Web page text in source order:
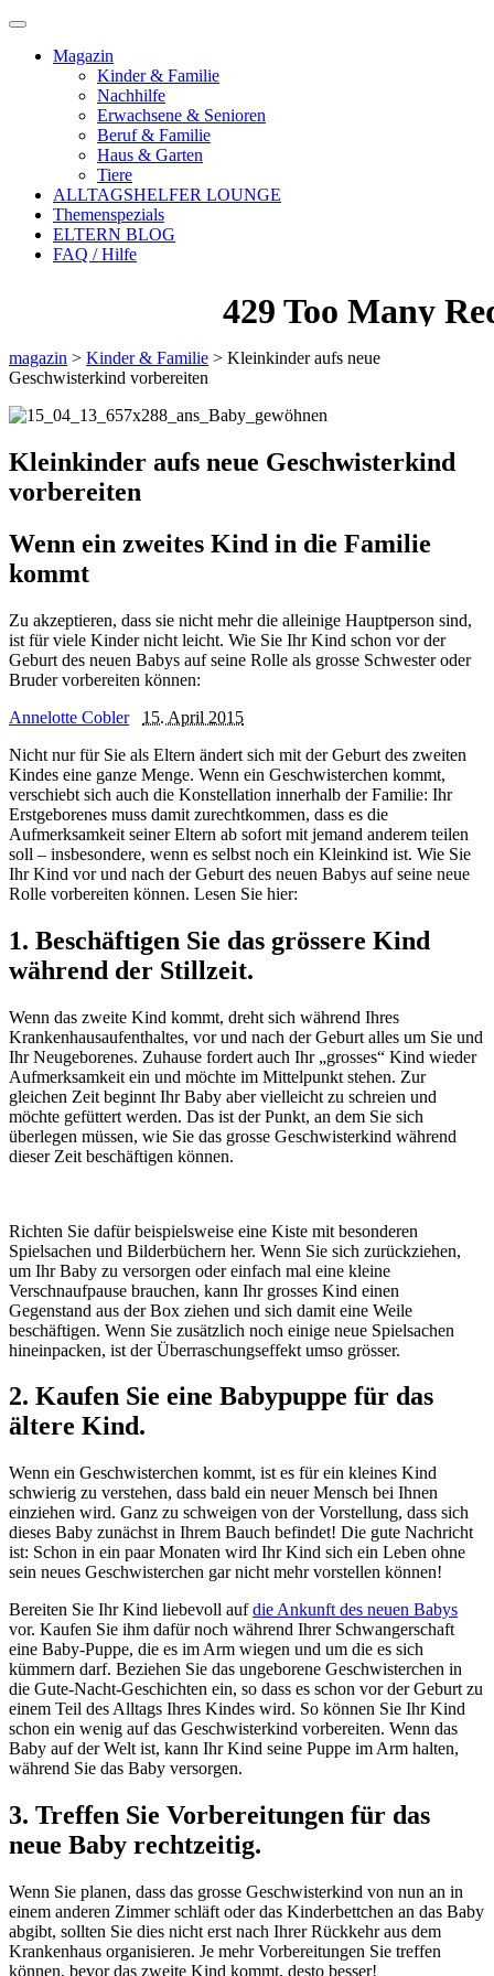
Magazin
Kinder & Familie
Nachhilfe
Erwachsene & Senioren
Beruf & Familie
Haus & Garten
Tiere
ALLTAGSHELFER LOUNGE
Themenspezials
ELTERN BLOG
FAQ / Hilfe
magazin > Kinder & Familie > Kleinkinder aufs neue
Geschwisterkind vorbereiten
Kleinkinder aufs neue Geschwisterkind
vorbereiten
Wenn ein zweites Kind in die Familie
kommt
Zu akzeptieren, dass sie nicht mehr die alleinige Hauptperson sind,
ist für viele Kinder nicht leicht. Wie Sie Ihr Kind schon vor der
Geburt des neuen Babys auf seine Rolle als grosse Schwester oder
Bruder vorbereiten können:
Annelotte Cobler
15. April 2015
Nicht nur für Sie als Eltern ändert sich mit der Geburt des zweiten
Kindes eine ganze Menge. Wenn ein Geschwisterchen kommt,
verschiebt sich auch die Konstellation innerhalb der Familie: Ihr
Erstgeborenes muss damit zurechtkommen, dass es die
Aufmerksamkeit seiner Eltern ab sofort mit jemand anderem teilen
soll – insbesondere, wenn es selbst noch ein Kleinkind ist. Wie Sie
Ihr Kind vor und nach der Geburt des neuen Babys auf seine neue
Rolle vorbereiten können. Lesen Sie hier:
1. Beschäftigen Sie das grössere Kind
während der Stillzeit.
Wenn das zweite Kind kommt, dreht sich während Ihres
Krankenhausaufenthaltes, vor und nach der Geburt alles um Sie und
Ihr Neugeborenes. Zuhause fordert auch Ihr „grosses“ Kind wieder
Aufmerksamkeit ein und möchte im Mittelpunkt stehen. Zur
gleichen Zeit beginnt Ihr Baby aber vielleicht zu schreien und
möchte gefüttert werden. Das ist der Punkt, an dem Sie sich
überlegen müssen, wie Sie das grosse Geschwisterkind während
dieser Zeit beschäftigen können.
Richten Sie dafür beispielsweise eine Kiste mit besonderen
Spielsachen und Bilderbüchern her. Wenn Sie sich zurückziehen,
um Ihr Baby zu versorgen oder einfach mal eine kleine
Verschnaufpause brauchen, kann Ihr grosses Kind einen
Gegenstand aus der Box ziehen und sich damit eine Weile
beschäftigen. Wenn Sie zusätzlich noch einige neue Spielsachen
hineinpacken, ist der Überraschungseffekt umso grösser.
2. Kaufen Sie eine Babypuppe für das
ältere Kind.
Wenn ein Geschwisterchen kommt, ist es für ein kleines Kind
schwierig zu verstehen, dass bald ein neuer Mensch bei Ihnen
einziehen wird. Ganz zu schweigen von der Vorstellung, dass sich
dieses Baby zunächst in Ihrem Bauch befindet! Die gute Nachricht
ist: Schon in ein paar Monaten wird Ihr Kind sich ein Leben ohne
sein neues Geschwisterchen gar nicht mehr vorstellen können!
Bereiten Sie Ihr Kind liebevoll aufdie Ankunft des neuen Babys
vor. Kaufen Sie ihm dafür noch während Ihrer Schwangerschaft
eine Baby-Puppe, die es im Arm wiegen und um die es sich
kümmern darf. Beziehen Sie das ungeborene Geschwisterchen in
die Gute-Nacht-Geschichten ein, so dass es schon vor der Geburt zu
einem Teil des Alltags Ihres Kindes wird. So können Sie Ihr Kind
schon ein wenig auf das Geschwisterkind vorbereiten. Wenn das
Baby auf der Welt ist, kann Ihr Kind seine Puppe im Arm halten,
während Sie das Baby versorgen.
3. Treffen Sie Vorbereitungen für das
neue Baby rechtzeitig.
Wenn Sie planen, dass das grosse Geschwisterkind von nun an in
einem anderen Zimmer schläft oder das Kinderbettchen an das Baby
abgibt, sollten Sie dies nicht erst nach Ihrer Rückkehr aus dem
Krankenhaus organisieren. Je mehr Vorbereitungen Sie treffen
können, bevor das zweite Kind kommt, desto besser!